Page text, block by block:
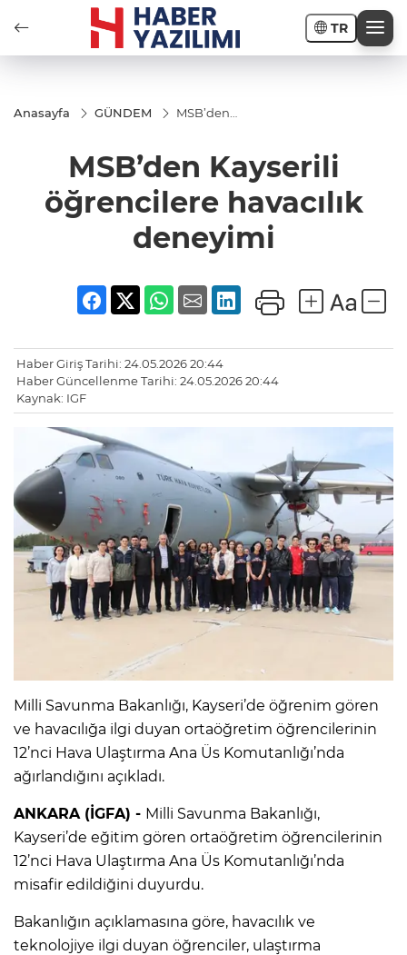
TR
Anasayfa GÜNDEM
MSB’den
havacılık
deneyimi
MSB’den Kayserili
öğrencilere havacılık
deneyimi
Haber Giriş Tarihi: 24.05.2026 20:44
Haber Güncellenme Tarihi: 24.05.2026 20:44
Kaynak: IGF
Milli Savunma Bakanlığı, Kayseri’de öğrenim gören
ve havacılığa ilgi duyan ortaöğretim öğrencilerinin
12’nci Hava Ulaştırma Ana Üs Komutanlığı’nda
ağırlandığını açıkladı.
ANKARA (İGFA) - Milli Savunma Bakanlığı,
Kayseri’de eğitim gören ortaöğretim öğrencilerinin
12’nci Hava Ulaştırma Ana Üs Komutanlığı’nda
misafir edildiğini duyurdu.
Bakanlığın açıklamasına göre, havacılık ve
teknolojiye ilgi duyan öğrenciler, ulaştırma